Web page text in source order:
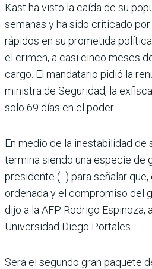
Kast ha visto la caída de su
semanas y ha sido criticado
rápidos en su prometida política
el crimen, a casi cinco meses
cargo. El mandatario pidió la
ministra de Seguridad, la
solo 69 días en el poder.
En medio de la inestabilidad de
termina siendo una especie de
presidente (...) para señalar
ordenada y el compromiso del
dijo a la AFP Rodrigo Espinoza,
Universidad Diego Portales.
Será el segundo gran paquete